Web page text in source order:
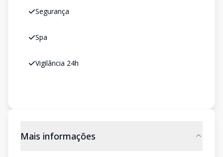
Segurança
Spa
Vigilância 24h
Mais informações